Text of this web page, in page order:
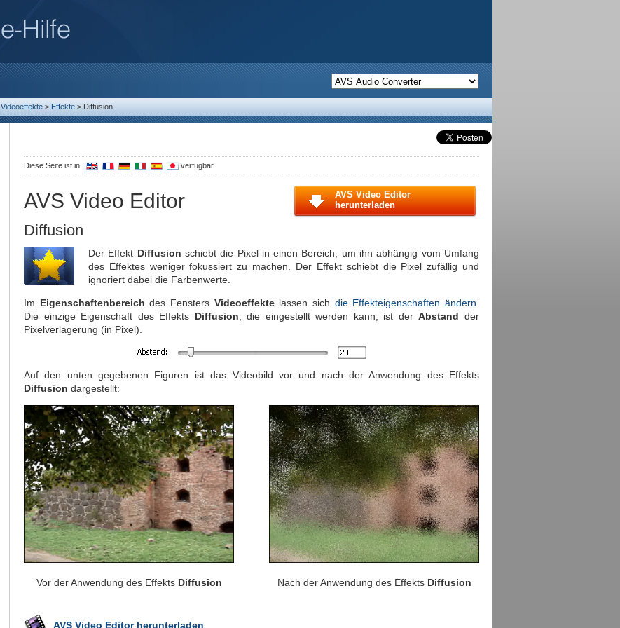
Videoeffekte > Effekte > Diffusion
Diese Seite ist in verfügbar.
AVS Video Editor
AVS Video Editor
herunterladen
Diffusion
Der Effekt Diffusion schiebt die Pixel in einen Bereich, um ihn abhängig vom Umfang
des Effektes weniger fokussiert zu machen. Der Effekt schiebt die Pixel zufällig und
ignoriert dabei die Farbenwerte.
Im Eigenschaftenbereich des Fensters Videoeffektelassen sich die Effekteigenschaften ändern
Die einzige Eigenschaft des Effekts Diffusion , die eingestellt werden kann, ist derAbstand der
Pixelverlagerung (in Pixel).
Auf den unten gegebenen Figuren ist das Videobild vor und nach der Anwendung des Effekts
Diffusion dargestellt:
Vor der Anwendung des Effekts Diffusion Nach der Anwendung des Effekts Diffusion
AVS Video Editor herunterladen